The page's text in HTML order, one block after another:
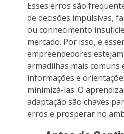
Esses erros são
de decisões impulsivas,
ou conhecimento
mercado. Por isso, é
empreendedores
armadilhas mais comuns
informações e
minimizá-las. O
adaptação são chaves
erros e prosperar no